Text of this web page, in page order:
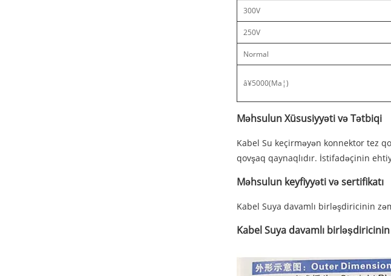
300V
250V
Normal
â¥5000(Ma¦)
Məhsulun Xüsusiyyəti və Tətbiqi
Kabel Su keçirməyən konnektor tez
qovşaq qaynaqlıdır. İstifadəçinin
Məhsulun keyfiyyəti və sertifikatı
Kabel Suya davamlı birləşdiricinin
Kabel Suya davamlı